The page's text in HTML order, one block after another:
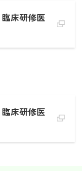
床研修医
床研修医